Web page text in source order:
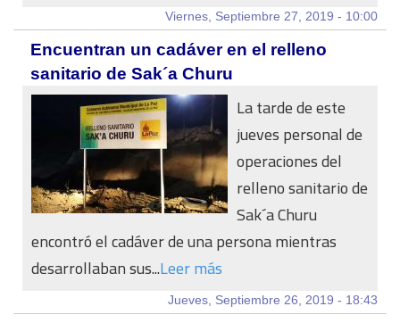
Viernes, Septiembre 27, 2019 - 10:00
Encuentran un cadáver en el relleno
sanitario de Sak´a Churu
La tarde de este
jueves personal de
operaciones del
relleno sanitario de
Sak´a Churu
encontró el cadáver de una persona mientras
desarrollaban sus...Leer más
Jueves, Septiembre 26, 2019 - 18:43